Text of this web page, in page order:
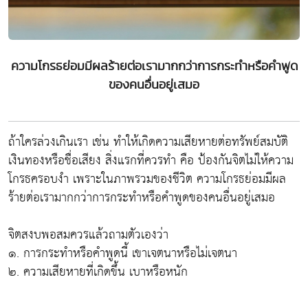
ความโกรธย่อมมีผลร้ายต่อเรามากกว่าการกระทำหรือคำพูด
ของคนอื่นอยู่เสมอ
ถ้าใครล่วงเกินเรา เช่น ทำให้เกิดความเสียหายต่อทรัพย์สมบัติ
เงินทองหรือชื่อเสียง สิ่งแรกที่ควรทำ คือ ป้องกันจิตไม่ให้ความ
โกรธครอบงำ เพราะในภาพรวมของชีวิต ความโกรธย่อมมีผล
ร้ายต่อเรามากกว่าการกระทำหรือคำพูดของคนอื่นอยู่เสมอ
จิตสงบพอสมควรแล้วถามตัวเองว่า
๑. การกระทำหรือคำพูดนี้ เขาเจตนาหรือไม่เจตนา
๒. ความเสียหายที่เกิดขึ้น เบาหรือหนัก